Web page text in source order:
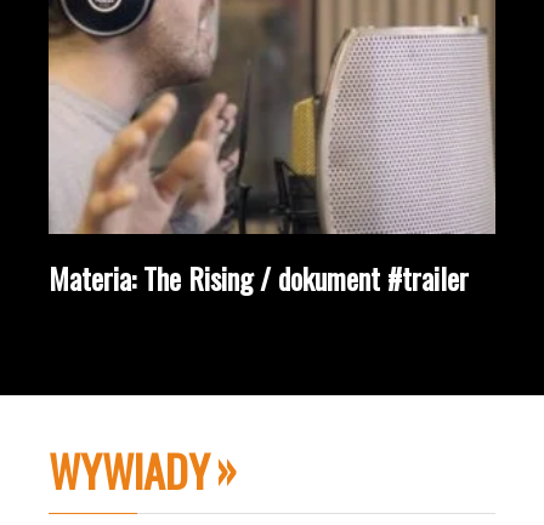
Materia: The Rising / dokument #trailer
WYWIADY